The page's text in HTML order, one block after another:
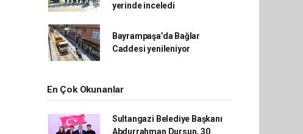
yerinde inceledi
Bayrampaşa’da Bağlar
Caddesi yenileniyor
En Çok Okunanlar
Sultangazi Belediye Başkanı
Abdurrahman Dursun, 30